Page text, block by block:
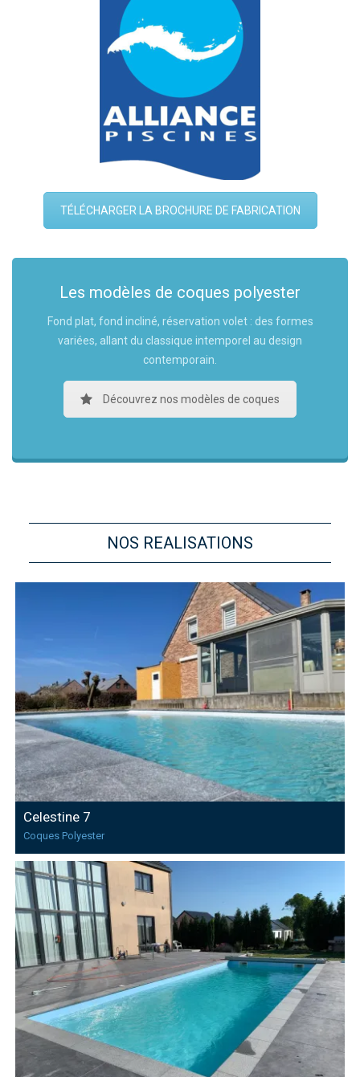
TÉLÉCHARGER LA BROCHURE DE FABRICATION
Les modèles de coques polyester
Fond plat, fond incliné, réservation volet : des formes
variées, allant du classique intemporel au design
contemporain.
Découvrez nos modèles de coques
NOS REALISATIONS
Celestine 7
Coques Polyester